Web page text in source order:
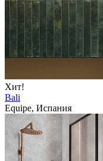
Хит!
Bali
Equipe, Испания